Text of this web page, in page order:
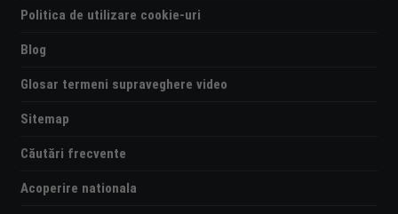
Politica de utilizare cookie-uri
Blog
Glosar termeni supraveghere video
Sitemap
Căutări frecvente
Acoperire nationala